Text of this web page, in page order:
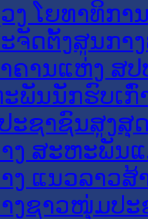
ງ ໂຍທາທິກາ
ຈັດຕັ້ງສູນກາ
ຄານແຫ່ງ ສປ
ພັນນັກຮົບເກົ່
ະຊາຊົນສູງສຸ
ງ ສະຫະພັນ
ງ ແນວລາວສ້
ງຊາວໜຸ່ມປະ